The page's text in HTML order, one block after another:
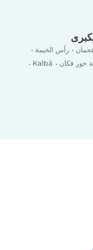
رأس الخيمة
خور فكان
Kalbā